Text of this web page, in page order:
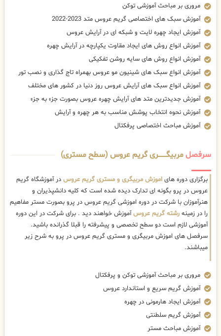
مروری بر مباحث آموزشی توکن
آموزش سبک های اختصاصی گریم عروس متد 2023-2022
آموزش ایجاد چهره لایت و شبکه ای در آرایش عروس
آموزش انواع روش های ایجاد مقاوت یکپارچه در آرایش چهره
آموزش انواع روش های سایه روشن تفکیکی
آموزش انواع سبک های شینیون مو عروس بهمراه تاج گذاری و نصب تور
آموزش انواع سبک های آرایش عروس روز دنیا در کشور های مختلف
آموزش جدیدترین متد های آرایش چهره عروس بصورت جزء به جزء
آموزش نحوه انتخاب پوشش مناسب به هر چهره و آرایش
آموزش مباحث اختصاصی پرفکتال
سرفصلمربیگــــــــری گریم عروس (سطح مستری)
برگزاری دوره های اموزش مربیگری و مستری گریم عروس در آموزشگاه گریم
عروس در پرو بگونه ای تدارک دیده شده است که کلیه دانشپذیران و
هنرآموزان با شرکت در دوره اموزشی گریم عروس در پرو بصورت مستر مفاهیم
را در زمینه رشته گریم عروسآموزش خواهند دید . برای شرکت در این دوره
آموزشی لازم است دو سطح تخصصی و پیشرفته را قبلا گذرانده باشید.
سرفصل های اموزش مربیگری و مستری گریم عروس در پرو به شرح زیر
میباشند.
مروری بر مباحث آموزشی توکن و پرفکتال
آموزش گریم سریع و استاندارد عروس
آموزش ایجاد هارمونی در چهره
آموزش گریم سلطنتی
آموزش مباحث مستر